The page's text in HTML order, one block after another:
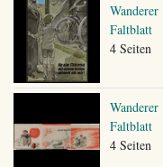
Wanderer
Faltblatt
4 Seiten
Wanderer
Faltblatt
4 Seiten